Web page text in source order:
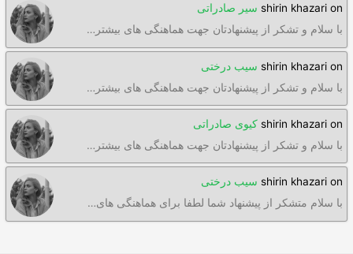
shirin khazari on
سیر صادراتی
با سلام و تشکر از پیشنهادتان جهت هماهنگی های بیشتر…
shirin khazari on
سیب درختی
با سلام و تشکر از پیشنهادتان جهت هماهنگی های بیشتر…
shirin khazari on
کیوی صادراتی
با سلام و تشکر از پیشنهادتان جهت هماهنگی های بیشتر…
shirin khazari on
سیب درختی
با سلام متشکر از پیشنهاد شما لطفا برای هماهنگی های…